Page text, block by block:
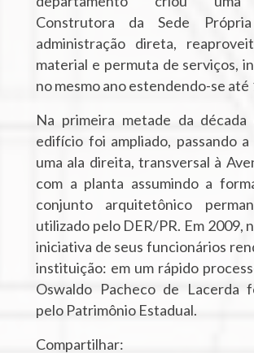
Construtora da Sede
administração direta,
material e permuta de serviços,
no mesmo ano estendendo-se até
Na primeira metade da
edifício foi ampliado, passando
uma ala direita, transversal à
com a planta assumindo a
conjunto arquitetônico
utilizado pelo DER/PR. Em 2009,
iniciativa de seus funcionários
instituição: em um rápido
Oswaldo Pacheco de Lacerda
pelo Patrimônio Estadual.
Compartilhar: